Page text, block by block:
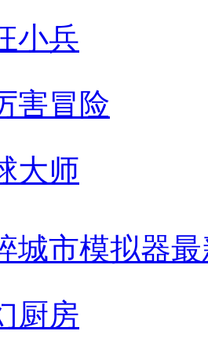
小兵
害冒险
大师
城市模拟器
厨房